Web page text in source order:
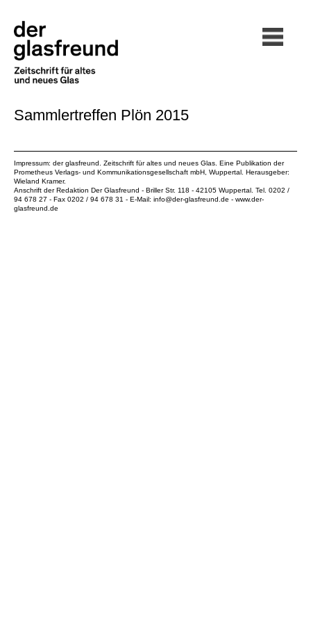
Sammlertreffen Plön 2015
Impressum: der glasfreund. Zeitschrift für altes und neues Glas. Eine Publikation der
Prometheus Verlags- und Kommunikationsgesellschaft mbH , Wuppertal. Herausgeber:
Wieland Kramer.
Anschrift der Redaktion Der Glasfreund - Briller Str. 118 - 42105 Wuppertal. Tel. 0202 /
94 678 27 - Fax 0202 / 94 678 31 - E-Mail: info@der-glasfreund.de - www.der-
glasfreund.de